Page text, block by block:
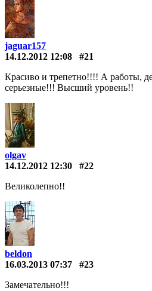
jaguar157
14.12.2012 12:08
#21
Красиво и трепетно!!!! А работы,
серьезные!!! Высший уровень!!
olgav
14.12.2012 12:30
#22
Великолепно!!
beldon
16.03.2013 07:37
#23
Замечательно!!!